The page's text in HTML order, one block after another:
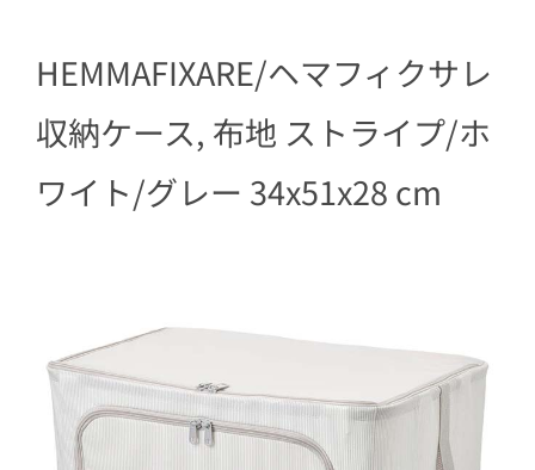
HEMMAFIXARE/ヘマフィクサレ
収納ケース, 布地 ストライプ/ホ
ワイト/グレー 34x51x28 cm